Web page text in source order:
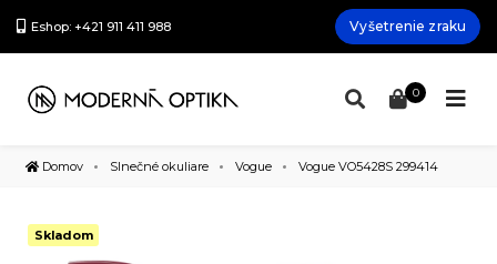
Eshop: +421 911 411 988 Vyšetrenie zraku
0
Domov Slnečné okuliare Vogue Vogue VO5428S 299414
Skladom